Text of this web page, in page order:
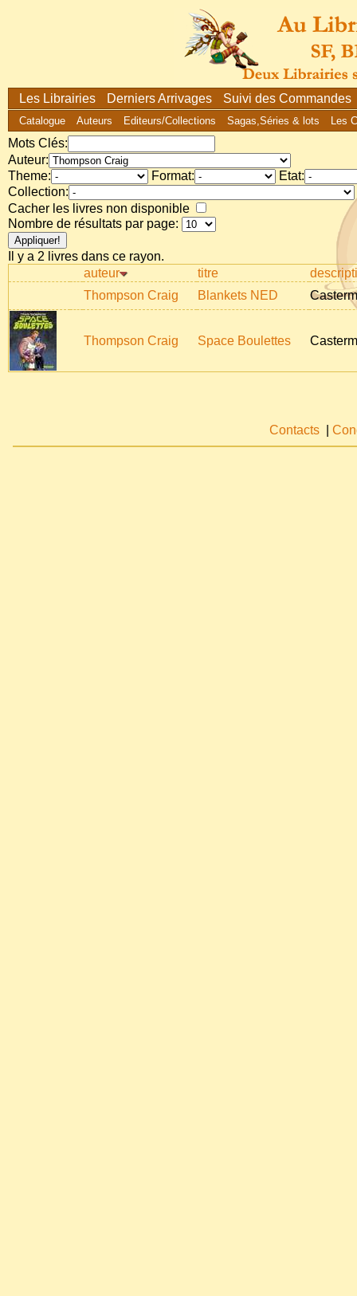
Les Librairies Derniers Arrivages Suivi des Commandes
Catalogue Auteurs Editeurs/Collections Sagas,Séries & lots Les
Mots Clés:
Auteur:
Theme:
Format:
Etat:
Collection:
Cacher les livres non disponible
Nombre de résultats par page:
Il y a 2 livres dans ce rayon.
auteur
titre
Thompson Craig
Blankets NED
Thompson Craig Space Boulettes
Contacts |